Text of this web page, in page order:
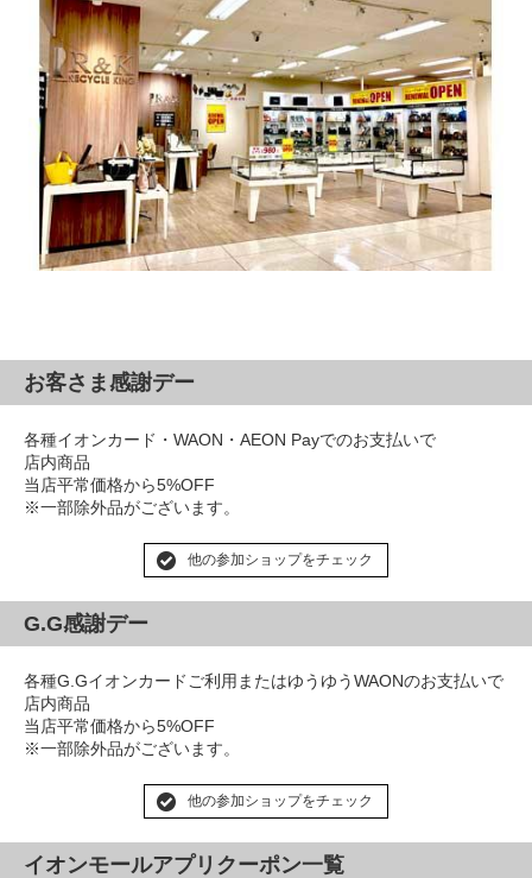
お客さま感謝デー
各種イオンカード・WAON・AEON Payでのお支払いで
店内商品
当店平常価格から5%OFF
※一部除外品がございます。
他の参加ショップをチェック
G.G感謝デー
各種G.Gイオンカードご利用またはゆうゆうWAONのお支払いで
店内商品
当店平常価格から5%OFF
※一部除外品がございます。
他の参加ショップをチェック
イオンモールアプリクーポン一覧